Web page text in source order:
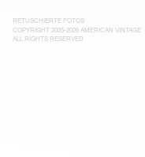
RETUSCHIERTE FOTOS
COPYRIGHT 2025-2026 AMERICAN VINTAGE
ALL RIGHTS RESERVED